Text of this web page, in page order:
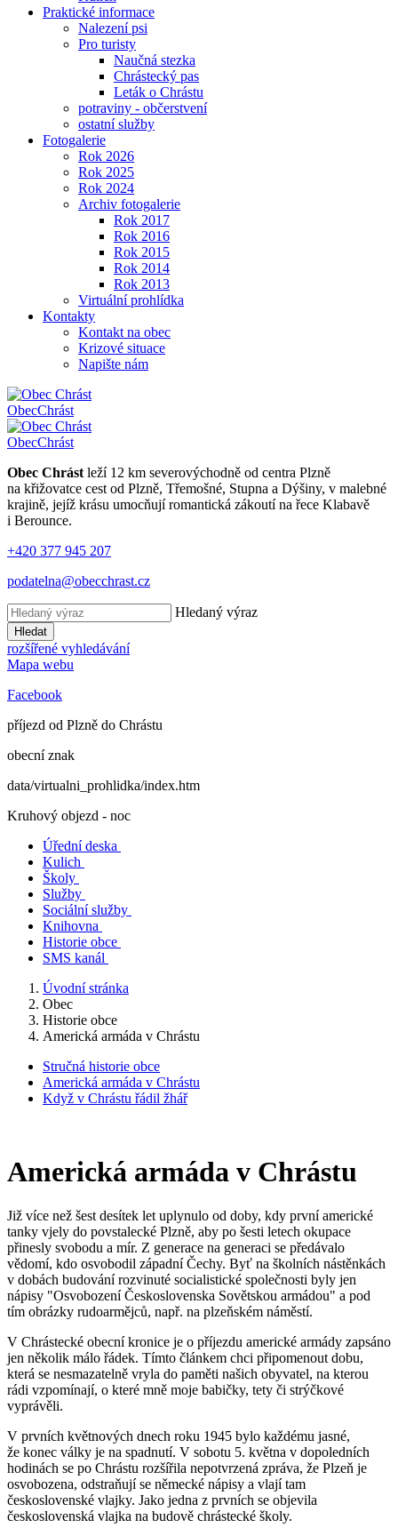
Praktické informace
Nalezení psi
Pro turisty
Naučná stezka
Chrástecký pas
Leták o Chrástu
potraviny - občerstvení
ostatní služby
Fotogalerie
Rok 2026
Rok 2025
Rok 2024
Archiv fotogalerie
Rok 2017
Rok 2016
Rok 2015
Rok 2014
Rok 2013
Virtuální prohlídka
Kontakty
Kontakt na obec
Krizové situace
Napište nám
ObecChrást
ObecChrást
Obec Chrást leží 12 km severovýchodně od centra Plzně
na křižovatce cest od Plzně, Třemošné, Stupna a Dýšiny, v malebné
krajině, jejíž krásu umocňují romantická zákoutí na řece Klabavě
i Berounce.
+420 377 945 207
podatelna@obecchrast.cz
Hledaný výraz
Hledat
rozšířené vyhledávání
Mapa webu
Facebook
příjezd od Plzně do Chrástu
obecní znak
data/virtualni_prohlidka/index.htm
Kruhový objezd - noc
Úřední deska
Kulich
Školy
Služby
Sociální služby
Knihovna
Historie obce
SMS kanál
Úvodní stránka
Obec
Historie obce
Americká armáda v Chrástu
Stručná historie obce
Americká armáda v Chrástu
Když v Chrástu řádil žhář
Americká armáda v Chrástu
Již více než šest desítek let uplynulo od doby, kdy první americké
tanky vjely do povstalecké Plzně, aby po šesti letech okupace
přinesly svobodu a mír. Z generace na generaci se předávalo
vědomí, kdo osvobodil západní Čechy. Byť na školních nástěnkách
v dobách budování rozvinuté socialistické společnosti byly jen
nápisy "Osvobození Československa Sovětskou armádou" a pod
tím obrázky rudoarmějců, např. na plzeňském náměstí.
V Chrástecké obecní kronice je o příjezdu americké armády zapsáno
jen několik málo řádek. Tímto článkem chci připomenout dobu,
která se nesmazatelně vryla do paměti našich obyvatel, na kterou
rádi vzpomínají, o které mně moje babičky, tety či strýčkové
vyprávěli.
V prvních květnových dnech roku 1945 bylo každému jasné,
že konec války je na spadnutí. V sobotu 5. května v dopoledních
hodinách se po Chrástu rozšířila nepotvrzená zpráva, že Plzeň je
osvobozena, odstraňují se německé nápisy a vlají tam
československé vlajky. Jako jedna z prvních se objevila
československá vlajka na budově chrástecké školy.